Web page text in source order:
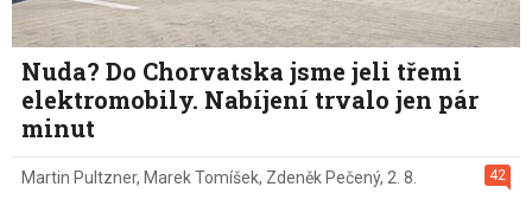
Nuda? Do Chorvatska jsme jeli třemi
elektromobily. Nabíjení trvalo jen pár
minut
42
Martin Pultzner, Marek Tomíšek, Zdeněk Pečený, 2. 8.